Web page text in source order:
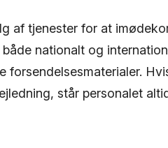
af tjenester for at
nationalt og
forsendelsesmaterialer.
står personalet